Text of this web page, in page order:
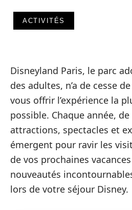
ACTIVITÉS
Disneyland Paris, le parc
des adultes, n’a de cesse
vous offrir l’expérience la
possible. Chaque année,
attractions, spectacles et
émergent pour ravir les
de vos prochaines
nouveautés
lors de votre séjour Disney.